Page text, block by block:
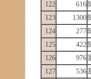
122
616
123
1300
124
277
125
422
126
976
127
536